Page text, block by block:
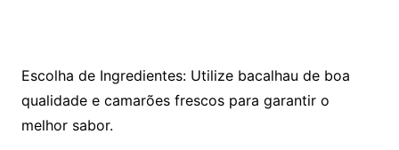
Escolha de Ingredientes: Utilize bacalhau de boa
qualidade e camarões frescos para garantir o
melhor sabor.